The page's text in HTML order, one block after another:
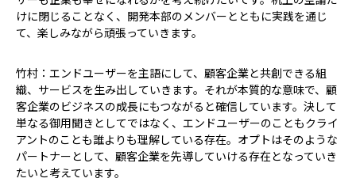
けに閉じることなく、開発本部のメンバーとともに実践を通じ
て、楽しみながら頑張っていきます。
竹村：エンドユーザーを主語にして、顧客企業と共創できる組
織、サービスを生み出していきます。それが本質的な意味で、顧
客企業のビジネスの成長にもつながると確信しています。決して
単なる御用聞きとしてではなく、エンドユーザーのこともクライ
アントのことも誰よりも理解している存在。オプトはそのような
パートナーとして、顧客企業を先導していける存在となっていき
たいと考えています。